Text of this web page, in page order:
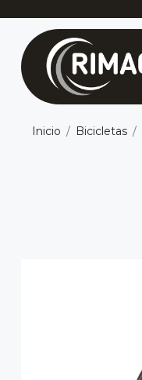
Inicio Bicicletas